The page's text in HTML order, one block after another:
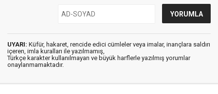
UYARI: Küfür, hakaret, rencide edici cümleler veya imalar, inançlara saldırı
içeren, imla kuralları ile yazılmamış,
Türkçe karakter kullanılmayan ve büyük harflerle yazılmış yorumlar
onaylanmamaktadır.